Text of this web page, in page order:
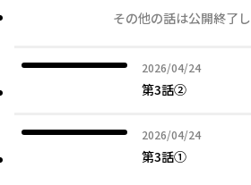
その他の話は公開終了
2026/04/24
2026年04月24日
第3話②
2026/04/24
2026年04月24日
第3話①